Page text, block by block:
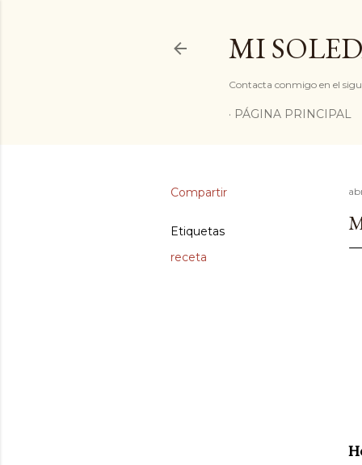
MI
Contacta conmigo en el
PÁGINA PRINCIPAL
Compartir
Etiquetas
receta